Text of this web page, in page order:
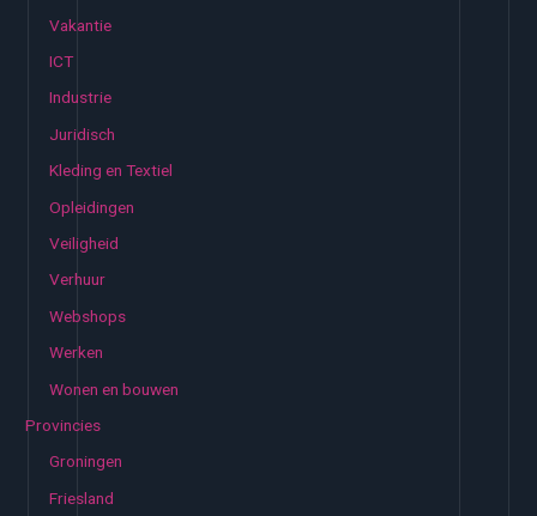
Vakantie
ICT
Industrie
Juridisch
Kleding en Textiel
Opleidingen
Veiligheid
Verhuur
Webshops
Werken
Wonen en bouwen
Provincies
Groningen
Friesland